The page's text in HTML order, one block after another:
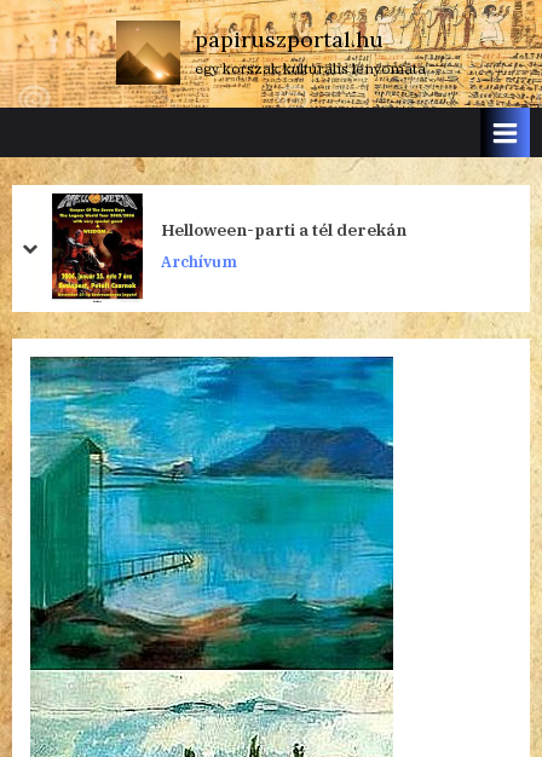
Skip
to
content
papiruszportal.hu
egy korszak kulturális lenyomata
Helloween-parti a tél derekán
Archívum
prev
next